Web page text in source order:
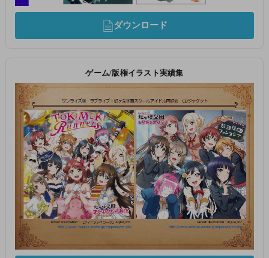
ダウンロード
ゲーム/版権イラスト実績集